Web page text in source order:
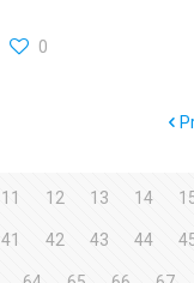
0
11 12 13 14
41 42 43 44